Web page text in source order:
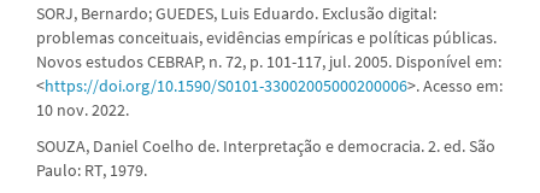
SORJ, Bernardo; GUEDES, Luis Eduardo. Exclusão digital:
problemas conceituais, evidências empíricas e políticas públicas.
Novos estudos CEBRAP, n. 72, p. 101-117, jul. 2005. Disponível em:
<https://doi.org/10.1590/S0101-33002005000200006>. Acesso em:
10 nov. 2022.
SOUZA, Daniel Coelho de. Interpretação e democracia. 2. ed. São
Paulo: RT, 1979.